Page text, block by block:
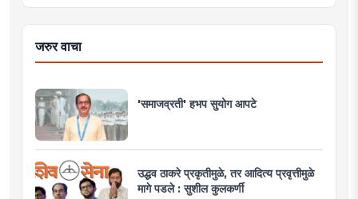
जरुर वाचा
'समाजव्रती' हभप सुयोग आपटे
उद्धव ठाकरे प्रकृतीमुळे, तर आदित्य प्रवृत्तीमुळे
मागे पडले : सुशील कुलकर्णी